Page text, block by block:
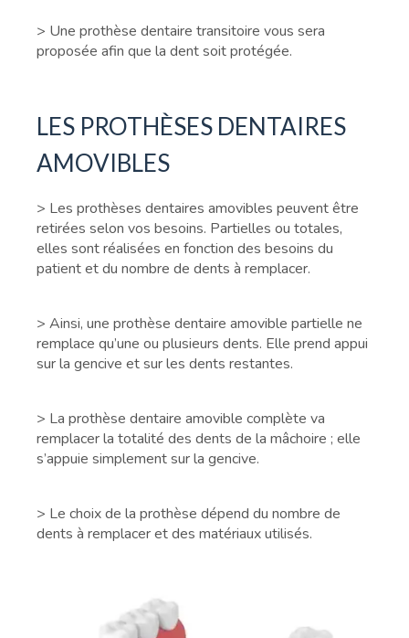
> Une prothèse dentaire transitoire vous sera
proposée afin que la dent soit protégée.
LES PROTHÈSES DENTAIRES
AMOVIBLES
> Les prothèses dentaires amovibles peuvent être
retirées selon vos besoins. Partielles ou totales,
elles sont réalisées en fonction des besoins du
patient et du nombre de dents à remplacer.
> Ainsi, une prothèse dentaire amovible partielle ne
remplace qu’une ou plusieurs dents. Elle prend appui
sur la gencive et sur les dents restantes.
> La prothèse dentaire amovible complète va
remplacer la totalité des dents de la mâchoire ; elle
s’appuie simplement sur la gencive.
> Le choix de la prothèse dépend du nombre de
dents à remplacer et des matériaux utilisés.